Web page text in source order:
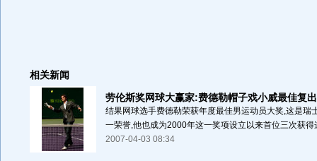
相关新闻
劳伦斯奖网球大赢家:费德勒帽子戏小威最佳复
结果网球选手费德勒荣获年度最佳男运动员大奖,这是瑞
一荣誉,他也成为2000年这一奖项设立以来首位三次获得
2007-04-03 08:34